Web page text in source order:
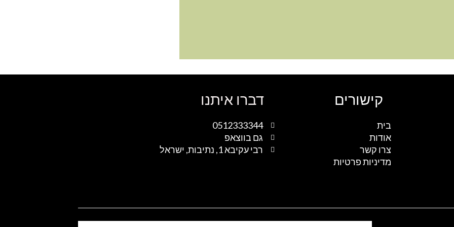
קישורים
בית
אודות
צרו קשר
מדיניות פרטיות
דברו איתנו
0512333344
גם בווצאפ
רבי עקיבא 1, נתיבות, ישראל